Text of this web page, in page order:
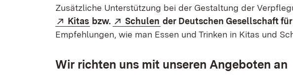
Zusätzliche Unterstützung bei der Gestaltung der
Extern:
Kitas (Öffnet in neuem Fenster)
bzw. Extern:
Schulen (Öffnet in neuem Fenster)
der Deutschen Gesellschaft für
Empfehlungen, wie man Essen und Trinken in Kitas und
Wir richten uns mit unseren Angeboten an